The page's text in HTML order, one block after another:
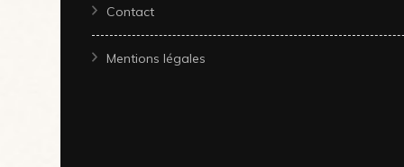
Contact
Mentions légales